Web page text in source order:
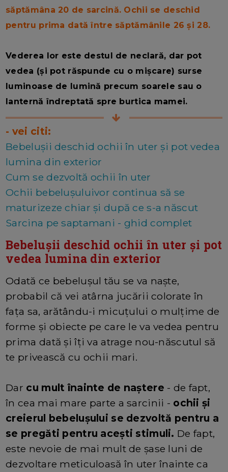
săptămâna 20 de sarcină. Ochii se deschid
pentru prima dată între săptămânile 26 și 28.
Vederea lor este destul de neclară, dar pot
vedea (și pot răspunde cu o mișcare) surse
luminoase de lumină precum soarele sau o
lanternă îndreptată spre burtica mamei.
- vei citi:
Bebelușii deschid ochii în uter și pot vedea
lumina din exterior
Cum se dezvoltă ochii în uter
Ochii bebelușuluivor continua să se
maturizeze chiar și după ce s-a născut
Sarcina pe saptamani - ghid complet
Bebelușii deschid ochii în uter și pot
vedea lumina din exterior
Odată ce bebelușul tău se va naște,
probabil că vei atârna jucării colorate în
fața sa, arătându-i micuțului o mulțime de
forme și obiecte pe care le va vedea pentru
prima dată și îți va atrage nou-născutul să
te privească cu ochii mari.
Dar cu mult înainte de naștere - de fapt,
în cea mai mare parte a sarcinii - ochii și
creierul bebelușului se dezvoltă pentru a
se pregăti pentru acești stimuli. De fapt,
este nevoie de mai mult de șase luni de
dezvoltare meticuloasă în uter înainte ca